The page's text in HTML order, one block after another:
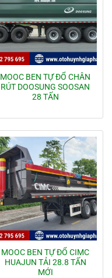
MOOC BEN TỰ ĐỔ CHÂN
RÚT DOOSUNG SOOSAN
28 TẤN
MOOC BEN TỰ ĐỔ CIMC
HUAJUN TẢI 28.8 TẤN
MỚI